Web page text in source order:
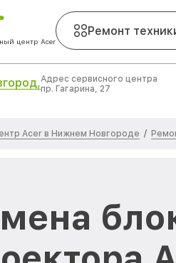
центр Acer
Ремонт
Адрес сервисного центра
пр. Гагарина, 27
Acer в Нижнем Новгороде /